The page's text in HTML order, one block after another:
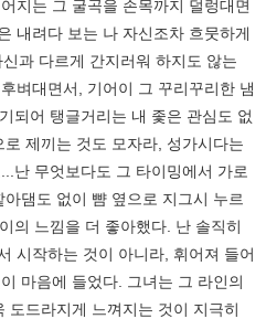
지는 그 굴곡을 손목까지 덜렁대면
내려다 보는 나 자신조차 흐뭇하게
과 다르게 간지러워 하지도 않는
벼대면서, 기어이 그 꾸리꾸리한 냄
되어 탱글거리는 내 좇은 관심도 없
제끼는 것도 모자라, 성가시다는
난 무엇보다도 그 타이밍에서 가로
댐도 없이 뺨 옆으로 지그시 누르
의 느낌을 더 좋아했다. 난 솔직히
시작하는 것이 아니라, 휘어져 들어
마음에 들었다. 그녀는 그 라인의
도드라지게 느껴지는 것이 지극히